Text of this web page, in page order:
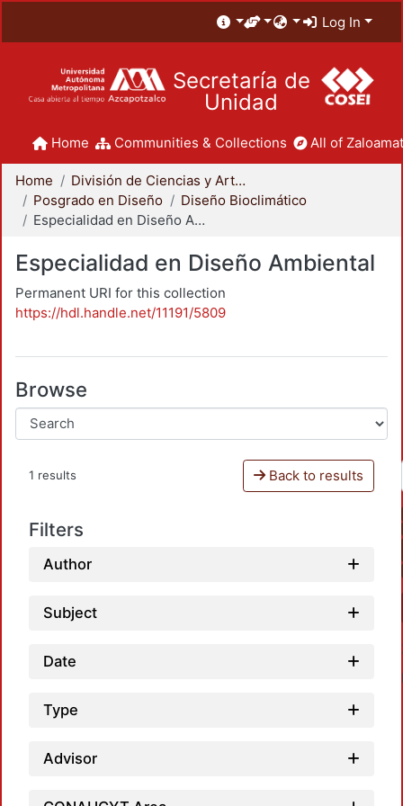
Log In
Secretaría de
Unidad
Home Communities & Collections All of
Home
División de Ciencias y Artes para el Diseño
Posgrado en Diseño
Diseño Bioclimático
Especialidad en Diseño Ambiental
Especialidad en Diseño Ambiental
Permanent URI for this collection
https://hdl.handle.net/11191/5809
Browse
1 results Back to results
Filters
Author
Subject
Date
Type
Advisor